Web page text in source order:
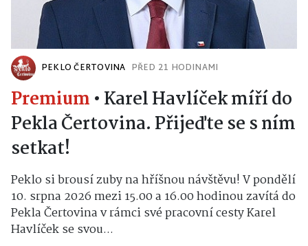
PEKLO ČERTOVINA PŘED 21 HODINAMI
Premium • Karel Havlíček míří do
Pekla Čertovina. Přijeďte se s ním
setkat!
Peklo si brousí zuby na hříšnou návštěvu! V pondělí
10. srpna 2026 mezi 15.00 a 16.00 hodinou zavítá do
Pekla Čertovina v rámci své pracovní cesty Karel
Havlíček se svou...